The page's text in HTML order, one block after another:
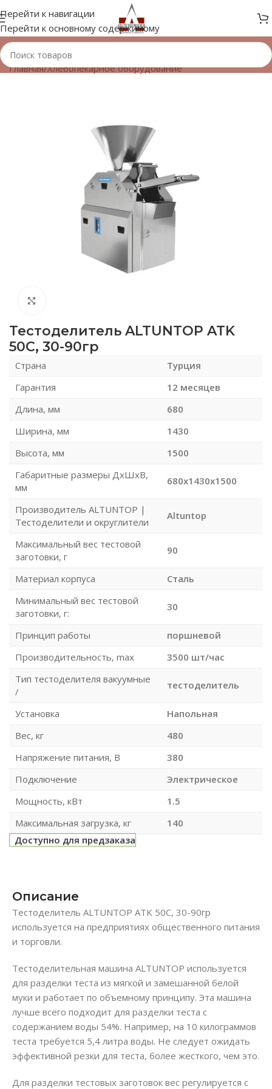
Перейти к навигации
Перейти к основному содержимому
Главная/Хлебопекарное оборудование
Тестоделитель ALTUNTOP ATK
50C, 30-90гр
Страна
Турция
Гарантия
12 месяцев
Длина, мм
680
Ширина, мм
1430
Высота, мм
1500
Габаритные размеры ДхШхВ,
мм
680x1430x1500
Производитель ALTUNTOP |
Тестоделители и округлители
Altuntop
Максимальный вес тестовой
заготовки, г
90
Материал корпуса
Сталь
Минимальный вес тестовой
заготовки, г:
30
Принцип работы
поршневой
Производительность, max
3500 шт/час
Тип тестоделителя вакуумные
/
тестоделитель
Установка
Напольная
Вес, кг
480
Напряжение питания, В
380
Подключение
Электрическое
Мощность, кВт
1.5
Максимальная загрузка, кг
140
Доступно для предзаказа
Описание
Тестоделитель ALTUNTOP ATK 50C, 30-90гр
используется на предприятиях общественного питания
и торговли.
Тестоделительная машина ALTUNTOP используется
для разделки теста из мягкой и замешанной белой
муки и работает по объемному принципу. Эта машина
лучше всего подходит для разделки теста с
содержанием воды 54%. Например, на 10 килограммов
теста требуется 5,4 литра воды. Не следует ожидать
эффективной резки для теста, более жесткого, чем это.
Для разделки тестовых заготовок вес регулируется с